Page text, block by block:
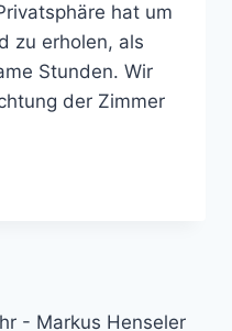
hat um
zu erholen, als
Stunden. Wir
der Zimmer
- Markus Henseler